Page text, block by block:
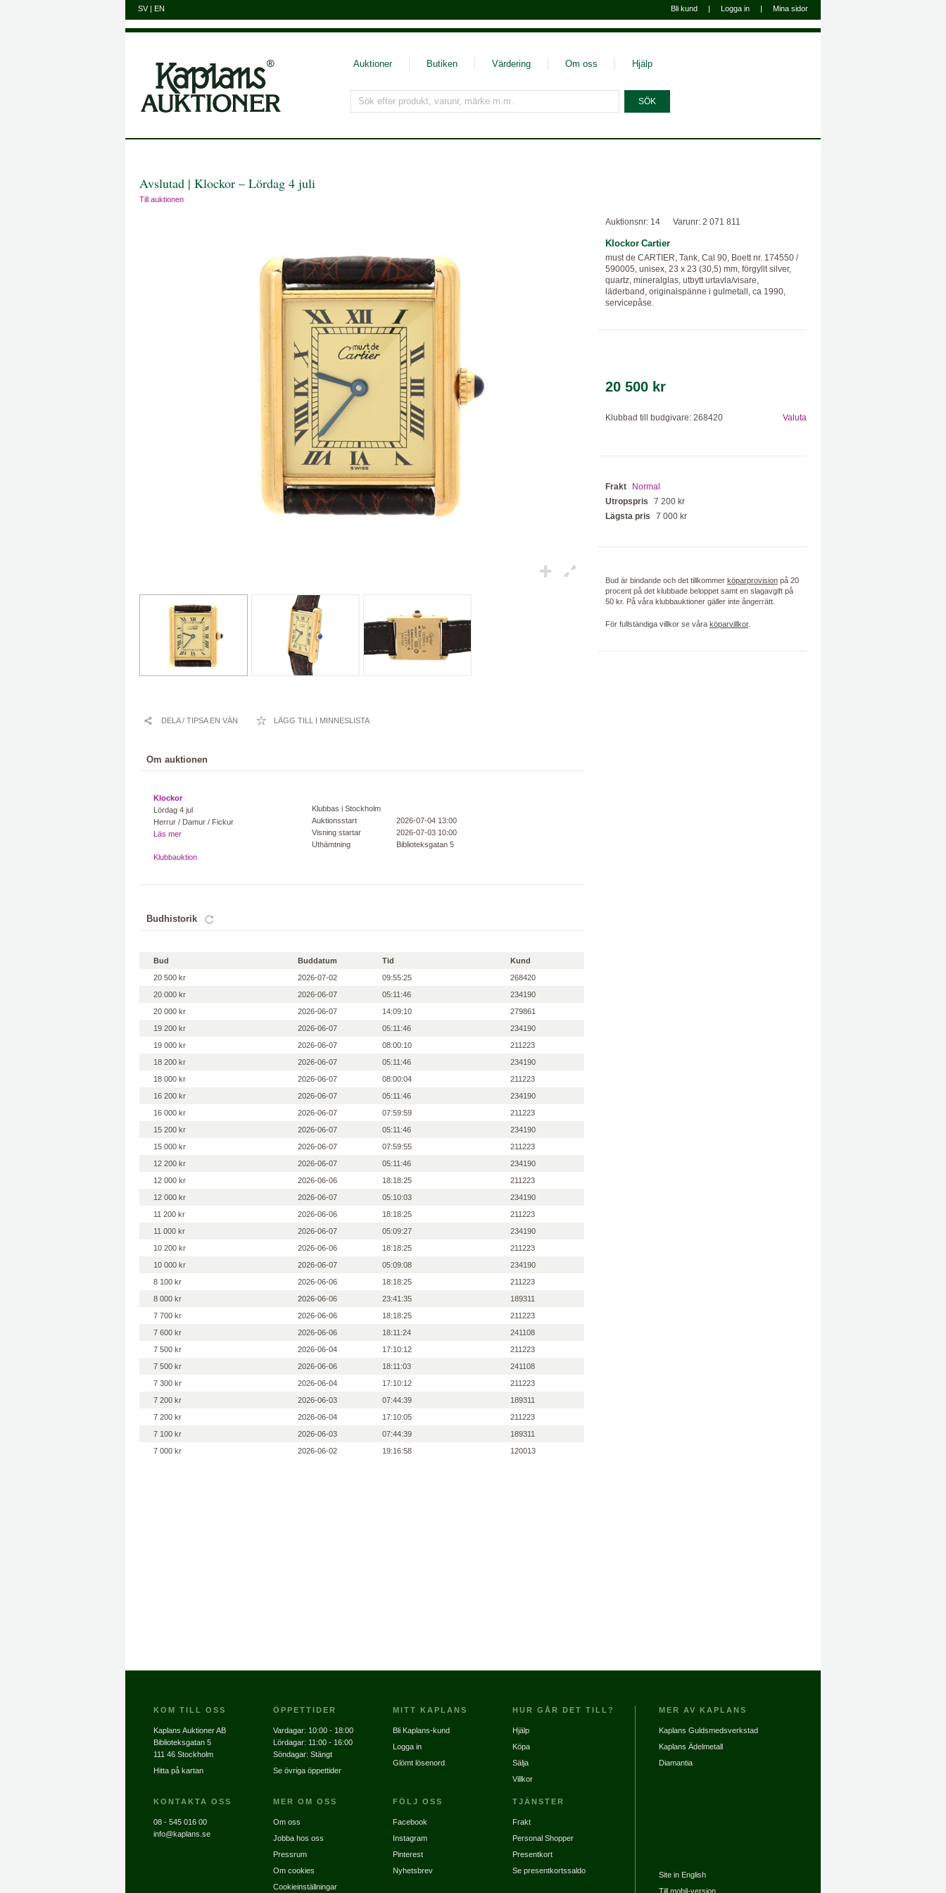
SV| EN Bli kund | Logga in | Mina sidor
Auktioner Butiken Värdering Om oss Hjälp
Sök efter produkt, varunr, märke m.m.
Avslutad | Klockor – Lördag 4 juli
Till auktionen
Laddar...
DELA / TIPSA EN VÄN LÄGG TILL I MINNESLISTA
Om auktionen
Klockor
Lördag 4 jul
Herrur / Damur / Fickur
Läs mer
Klubbauktion
Klubbas i Stockholm
Auktionsstart
2026-07-04 13:00
Visning startar
2026-07-03 10:00
Uthämtning
Biblioteksgatan 5
Budhistorik
Bud Buddatum Tid
Kund
20 500 kr
2026-07-02 09:55:25
268420
20 000 kr
2026-06-07 05:11:46
234190
20 000 kr
2026-06-07 14:09:10
279861
19 200 kr
2026-06-07 05:11:46
234190
19 000 kr
2026-06-07 08:00:10
211223
18 200 kr
2026-06-07 05:11:46
234190
18 000 kr
2026-06-07 08:00:04
211223
16 200 kr
2026-06-07 05:11:46
234190
16 000 kr
2026-06-07 07:59:59
211223
15 200 kr
2026-06-07 05:11:46
234190
15 000 kr
2026-06-07 07:59:55
211223
12 200 kr
2026-06-07 05:11:46
234190
12 000 kr
2026-06-06 18:18:25
211223
12 000 kr
2026-06-07 05:10:03
234190
11 200 kr
2026-06-06 18:18:25
211223
11 000 kr
2026-06-07 05:09:27
234190
10 200 kr
2026-06-06 18:18:25
211223
10 000 kr
2026-06-07 05:09:08
234190
8 100 kr
2026-06-06 18:18:25
211223
8 000 kr
2026-06-06 23:41:35
189311
7 700 kr
2026-06-06 18:18:25
211223
7 600 kr
2026-06-06 18:11:24
241108
7 500 kr
2026-06-04 17:10:12
211223
7 500 kr
2026-06-06 18:11:03
241108
7 300 kr
2026-06-04 17:10:12
211223
7 200 kr
2026-06-03 07:44:39
189311
7 200 kr
2026-06-04 17:10:05
211223
7 100 kr
2026-06-03 07:44:39
189311
7 000 kr
2026-06-02 19:16:58 120013
Auktionsnr: 14 Varunr: 2 071 811
Klockor Cartier
must de CARTIER, Tank, Cal 90, Boett nr. 174550 /
590005, unisex, 23 x 23 (30,5) mm, förgyllt silver,
quartz, mineralglas, utbytt urtavla/visare,
läderband, originalspänne i gulmetall, ca 1990,
servicepåse.
20 500 kr
Klubbad till budgivare: 268420 Valuta
Frakt
Normal
Utropspris
7 200 kr
Lägsta pris
7 000 kr
Bud är bindande och det tillkommer köparprovision på 20
procent på det klubbade beloppet samt en slagavgift på
50 kr. På våra klubbauktioner gäller inte ångerrätt.
För fullständiga villkor se våra köparvillkor.
KOM TILL OSS
Kaplans Auktioner AB
Biblioteksgatan 5
111 46 Stockholm
Hitta på kartan
KONTAKTA OSS
08 - 545 016 00
info@kaplans.se
ÖPPETTIDER
Vardagar: 10:00 - 18:00
Lördagar: 11:00 - 16:00
Söndagar: Stängt
Se övriga öppettider
MER OM OSS
Om oss
Jobba hos oss
Pressrum
Om cookies
Cookieinställningar
MITT KAPLANS
Bli Kaplans-kund
Logga in
Glömt lösenord
FÖLJ OSS
Facebook
Instagram
Pinterest
Nyhetsbrev
HUR GÅR DET TILL?
Hjälp
Köpa
Sälja
Villkor
TJÄNSTER
Frakt
Personal Shopper
Presentkort
Se presentkortssaldo
MER AV KAPLANS
Kaplans Guldsmedsverkstad
Kaplans Ädelmetall
Diamantia
Site in English
Till mobil-version